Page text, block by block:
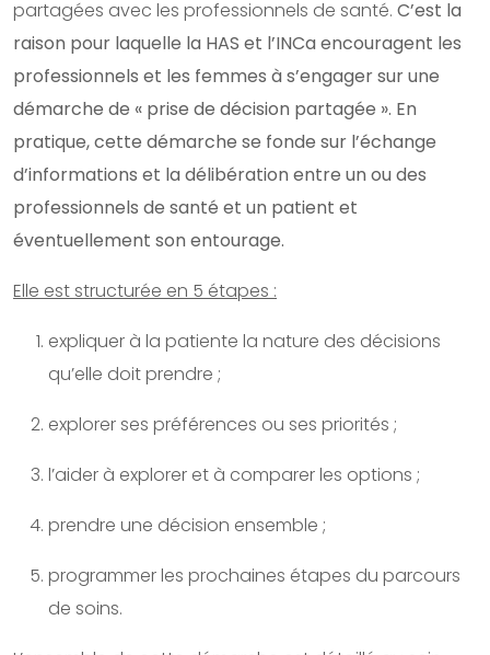
partagées avec les professionnels de santé. C’est la
raison pour laquelle la HAS et l’INCa encouragent les
professionnels et les femmes à s’engager sur une
démarche de « prise de décision partagée ». En
pratique, cette démarche se fonde sur l’échange
d’informations et la délibération entre un ou des
professionnels de santé et un patient et
éventuellement son entourage.
Elle est structurée en 5 étapes :
expliquer à la patiente la nature des décisions
qu’elle doit prendre ;
explorer ses préférences ou ses priorités ;
l’aider à explorer et à comparer les options ;
prendre une décision ensemble ;
programmer les prochaines étapes du parcours
de soins.